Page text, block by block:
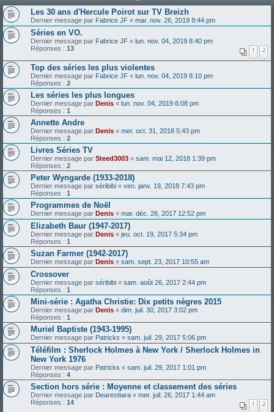
Les 30 ans d'Hercule Poirot sur TV Breizh
Dernier message par Fabrice JF « mar. nov. 26, 2019 8:44 pm
Séries en VO.
Dernier message par Fabrice JF « lun. nov. 04, 2019 8:40 pm
Réponses : 13 1 2
Top des séries les plus violentes
Dernier message par Fabrice JF « lun. nov. 04, 2019 8:10 pm
Réponses : 2
Les séries les plus longues
Dernier message par Denis « lun. nov. 04, 2019 6:08 pm
Réponses : 1
Annette Andre
Dernier message par Denis « mer. oct. 31, 2018 5:43 pm
Réponses : 2
Livres Séries TV
Dernier message par Steed3003 « sam. mai 12, 2018 1:39 pm
Réponses : 2
Peter Wyngarde (1933-2018)
Dernier message par séribibi « ven. janv. 19, 2018 7:43 pm
Réponses : 1
Programmes de Noël
Dernier message par Denis « mar. déc. 26, 2017 12:52 pm
Elizabeth Baur (1947-2017)
Dernier message par Denis « jeu. oct. 19, 2017 5:34 pm
Réponses : 1
Suzan Farmer (1942-2017)
Dernier message par Denis « sam. sept. 23, 2017 10:55 am
Crossover
Dernier message par séribibi « sam. août 26, 2017 2:44 pm
Réponses : 1
Mini-série : Agatha Christie: Dix petits nègres 2015
Dernier message par Denis « dim. juil. 30, 2017 3:02 pm
Réponses : 1
Muriel Baptiste (1943-1995)
Dernier message par Patricks « sam. juil. 29, 2017 5:06 pm
Téléfilm : Sherlock Holmes à New York / Sherlock Holmes in
New York 1976
Dernier message par Patricks « sam. juil. 29, 2017 1:01 pm
Réponses : 4
Section hors série : Moyenne et classement des séries
Dernier message par Dearesttara « mer. juil. 26, 2017 1:44 am
Réponses : 14 1 2